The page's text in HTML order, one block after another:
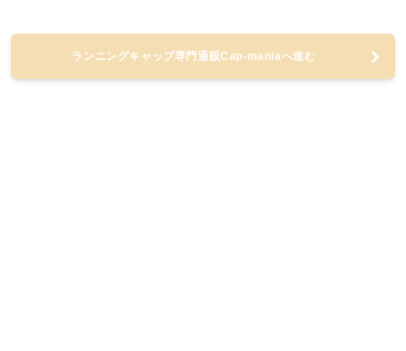
ランニングキャップ専門通販Cap-maniaへ進む